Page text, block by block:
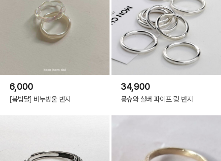
6,000
[봄밤달] 비누방울 반지
34,900
몽슈와 실버 파이프 링 반지